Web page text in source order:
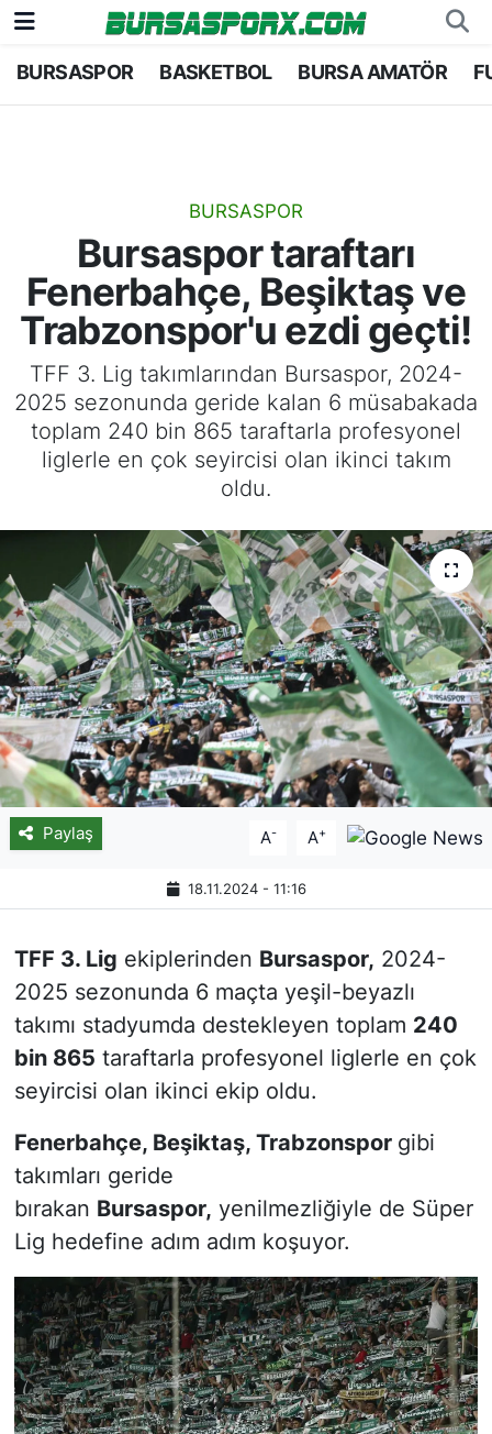
BURSASPOR BASKETBOL BURSA AMATÖR
BURSASPOR
Bursaspor taraftarı
Fenerbahçe, Beşiktaş ve
Trabzonspor'u ezdi geçti!
TFF 3. Lig takımlarından Bursaspor, 2024-
2025 sezonunda geride kalan 6 müsabakada
toplam 240 bin 865 taraftarla profesyonel
liglerle en çok seyircisi olan ikinci takım
oldu.
Paylaş A- A+
18.11.2024 - 11:16
TFF 3. Lig ekiplerinden Bursaspor, 2024-
2025 sezonunda 6 maçta yeşil-beyazlı
takımı stadyumda destekleyen toplam 240
bin 865 taraftarla profesyonel liglerle en çok
seyircisi olan ikinci ekip oldu.
Fenerbahçe, Beşiktaş, Trabzonspor gibi
takımları geride
bırakan Bursaspor, yenilmezliğiyle de Süper
Lig hedefine adım adım koşuyor.
Bursaspor
Bursa Amatör
Hentbol
Voleybol
Genel
Bursa Nöbetçi Eczaneler
Bursa Trafik Yoğunluk Haritası
TFF 1.Lig Puan Durumu ve Fikstür
Tüm Manşetler
Son Dakika Haberleri
Haber Arşivi